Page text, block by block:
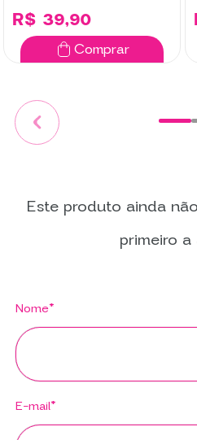
R$ 39,90
Comprar
Este produto ainda
primeiro
Nome*
E-mail*